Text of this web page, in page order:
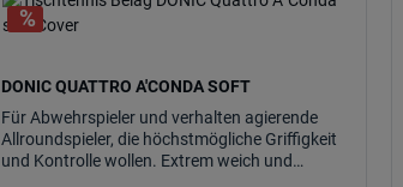
DONIC QUATTRO A'CONDA SOFT
Für Abwehrspieler und verhalten agierende
Allroundspieler, die höchstmögliche Griffigkeit
und Kontrolle wollen. Extrem weich und